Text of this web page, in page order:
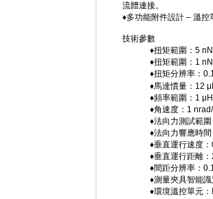
流體連接。
♦多功能附件設計 – 溫控
技術參數
♦扭矩範圍：5
♦扭矩範圍：1
♦扭矩分辨率：
♦馬達慣量：12
♦頻率範圍：1
♦角速度：1
♦法向力測試範
♦法向力響應時
♦垂直運行速度
♦垂直運行距離
♦間距分辨率：
♦測量夾具智能
♦環境溫控單元